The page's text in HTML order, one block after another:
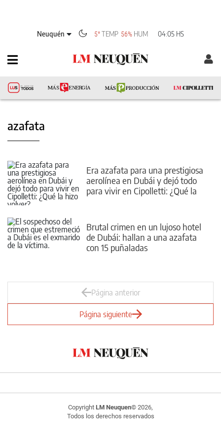
Neuquén 5° TEMP 56% HUM 04:05 HS
azafata
Era azafata para una prestigiosa
aerolínea en Dubái y dejó todo
para vivir en Cipolletti: ¿Qué la
Brutal crimen en un lujoso hotel
de Dubái: hallan a una azafata
con 15 puñaladas
Página anterior
Página siguiente
Copyright LM Neuquen© 2026,
Todos los derechos reservados